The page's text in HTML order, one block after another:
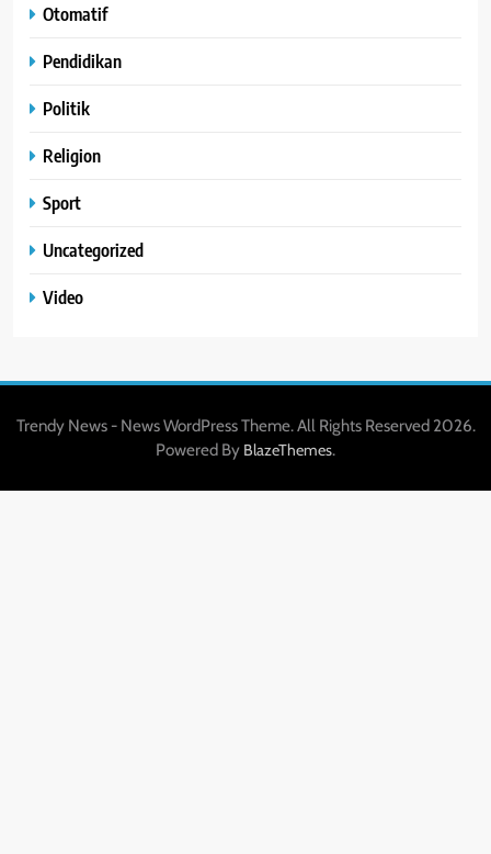
Otomatif
Pendidikan
Politik
Religion
Sport
Uncategorized
Video
Trendy News - News WordPress Theme. All Rights Reserved 2026.
Powered By BlazeThemes.